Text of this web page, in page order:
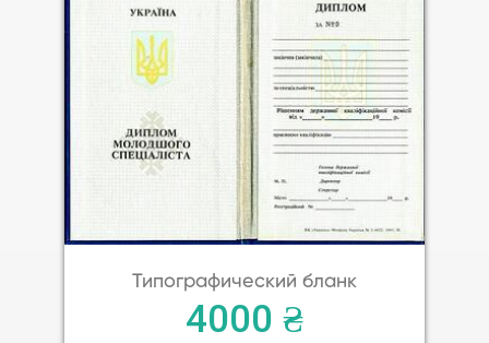
Типографический бланк
4000 ₴